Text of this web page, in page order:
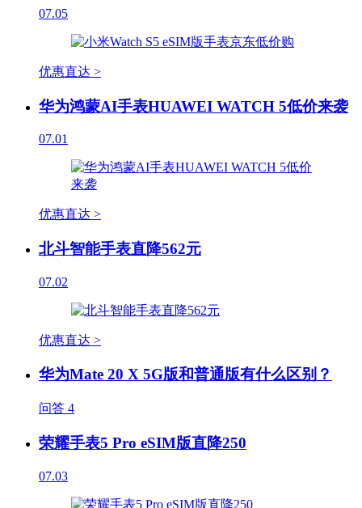
07.05
优惠直达 >
华为鸿蒙AI手表HUAWEI WATCH 5低价来袭
07.01
优惠直达 >
北斗智能手表直降562元
07.02
优惠直达 >
华为Mate 20 X 5G版和普通版有什么区别？
问答 4
荣耀手表5 Pro eSIM版直降250
07.03